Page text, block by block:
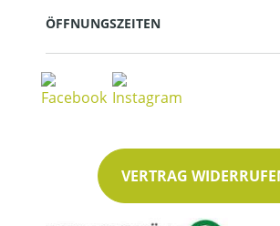
ÖFFNUNGSZEITEN
VERTRAG